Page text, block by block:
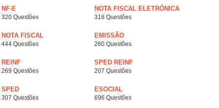
NF-E
320 Questões
NOTA FISCAL ELETRÔNICA
318 Questões
NOTA FISCAL
444 Questões
EMISSÃO
260 Questões
REINF
269 Questões
SPED REINF
207 Questões
SPED
307 Questões
ESOCIAL
696 Questões